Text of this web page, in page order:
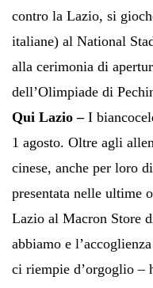
contro la Lazio, si
italiane) al National
alla cerimonia di
dell’Olimpiade di
Qui Lazio – I
1 agosto. Oltre agli
cinese, anche per loro
presentata nelle ultime
Lazio al Macron Store
abbiamo e
ci riempie d’orgoglio –